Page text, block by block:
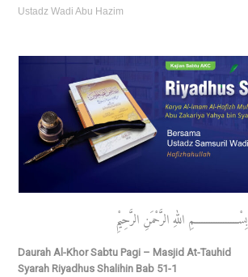
Ustadz Wadi Abu Hazim
بِسْــــــــــــــــــمِ اللهِ الرَّحْمَنِ الرَّحِيْمِ
Daurah Al-Khor Sabtu Pagi – Masjid At-Tauhid
Syarah Riyadhus Shalihin Bab 51-1